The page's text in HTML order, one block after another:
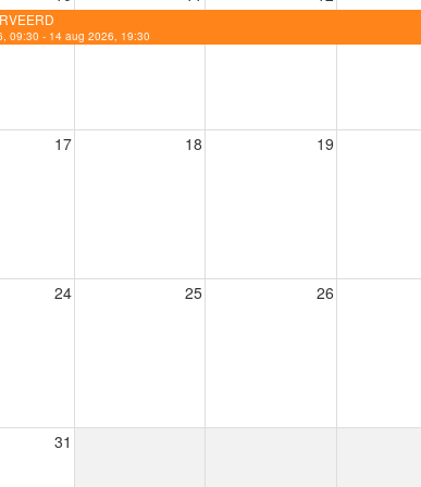
09:30 - 14 aug 2026, 19:30
17 18 19
24 25 26
31